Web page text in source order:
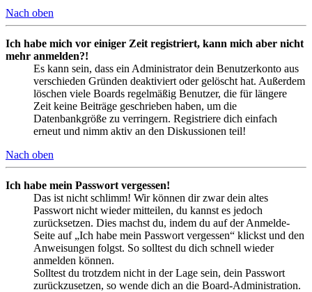
Nach oben
Ich habe mich vor einiger Zeit registriert, kann mich aber nicht
mehr anmelden?!
Es kann sein, dass ein Administrator dein Benutzerkonto aus
verschieden Gründen deaktiviert oder gelöscht hat. Außerdem
löschen viele Boards regelmäßig Benutzer, die für längere
Zeit keine Beiträge geschrieben haben, um die
Datenbankgröße zu verringern. Registriere dich einfach
erneut und nimm aktiv an den Diskussionen teil!
Nach oben
Ich habe mein Passwort vergessen!
Das ist nicht schlimm! Wir können dir zwar dein altes
Passwort nicht wieder mitteilen, du kannst es jedoch
zurücksetzen. Dies machst du, indem du auf der Anmelde-
Seite auf „Ich habe mein Passwort vergessen“ klickst und den
Anweisungen folgst. So solltest du dich schnell wieder
anmelden können.
Solltest du trotzdem nicht in der Lage sein, dein Passwort
zurückzusetzen, so wende dich an die Board-Administration.